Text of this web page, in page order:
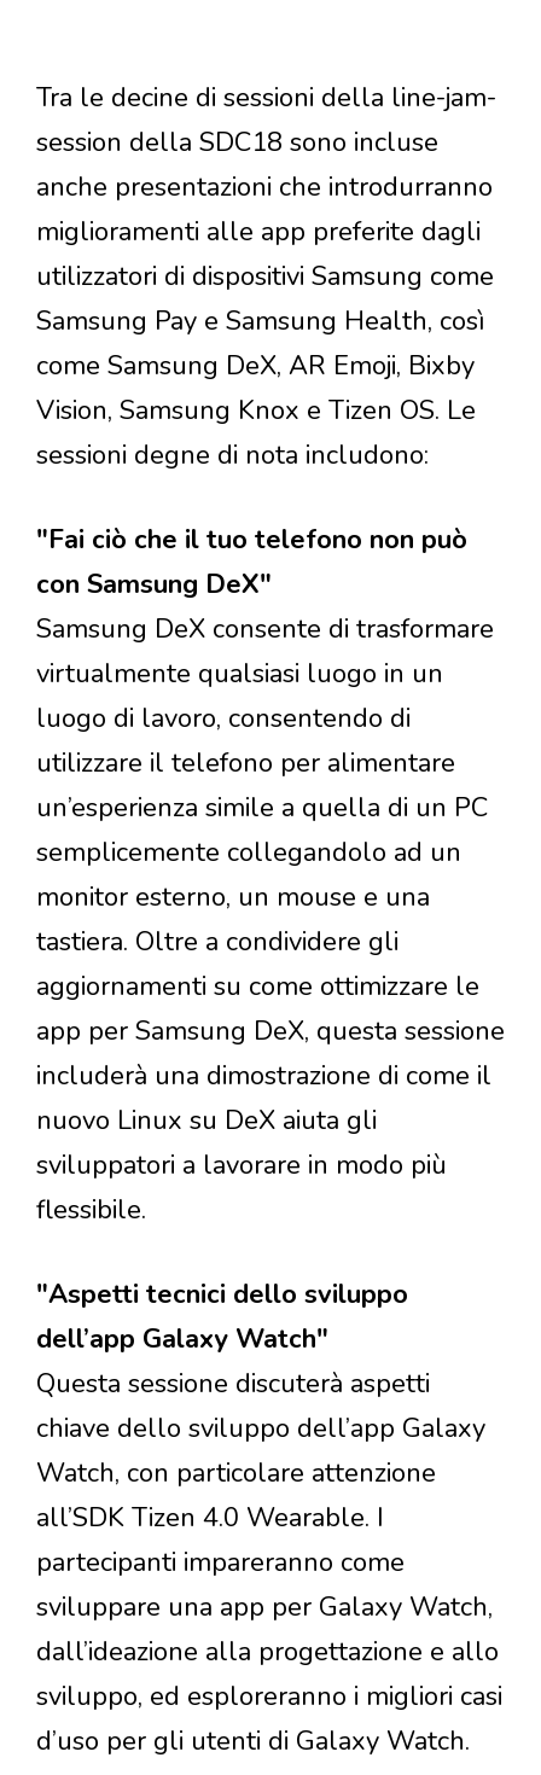
Tra le decine di sessioni della line-jam-
session della SDC18 sono incluse
anche presentazioni che introdurranno
miglioramenti alle app preferite dagli
utilizzatori di dispositivi Samsung come
Samsung Pay e Samsung Health, così
come Samsung DeX, AR Emoji, Bixby
Vision, Samsung Knox e Tizen OS. Le
sessioni degne di nota includono:
"Fai ciò che il tuo telefono non può
con Samsung DeX"
Samsung DeX consente di trasformare
virtualmente qualsiasi luogo in un
luogo di lavoro, consentendo di
utilizzare il telefono per alimentare
un’esperienza simile a quella di un PC
semplicemente collegandolo ad un
monitor esterno, un mouse e una
tastiera. Oltre a condividere gli
aggiornamenti su come ottimizzare le
app per Samsung DeX, questa sessione
includerà una dimostrazione di come il
nuovo Linux su DeX aiuta gli
sviluppatori a lavorare in modo più
flessibile.
"Aspetti tecnici dello sviluppo
dell’app Galaxy Watch"
Questa sessione discuterà aspetti
chiave dello sviluppo dell’app Galaxy
Watch, con particolare attenzione
all’SDK Tizen 4.0 Wearable. I
partecipanti impareranno come
sviluppare una app per Galaxy Watch,
dall’ideazione alla progettazione e allo
sviluppo, ed esploreranno i migliori casi
d’uso per gli utenti di Galaxy Watch.